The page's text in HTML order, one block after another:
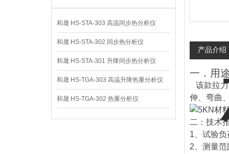
和晟 HS-STA-303 高温同步热分析仪
和晟 HS-STA-302 同步热分析仪
和晟 HS-STA-301 升降同步热分析仪
和晟 HS-TGA-303 高温升降热重分析仪
和晟 HS-TGA-302 热重分析仪
产品介绍
一．用
该款拉力
伸、弯曲
二：技术
1、试验
2、测量